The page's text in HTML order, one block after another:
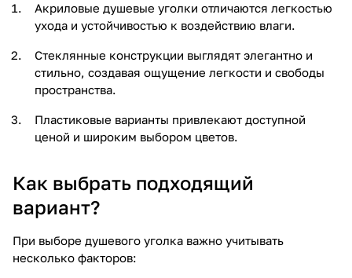
Акриловые душевые уголки отличаются легкостью
ухода и устойчивостью к воздействию влаги.
Стеклянные конструкции выглядят элегантно и
стильно, создавая ощущение легкости и свободы
пространства.
Пластиковые варианты привлекают доступной
ценой и широким выбором цветов.
Как выбрать подходящий
вариант?
При выборе душевого уголка важно учитывать
несколько факторов: